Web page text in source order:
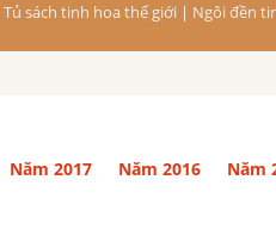
Tủ sách tinh hoa thế giới | Ngôi đền
Năm 2017 Năm 2016 Năm